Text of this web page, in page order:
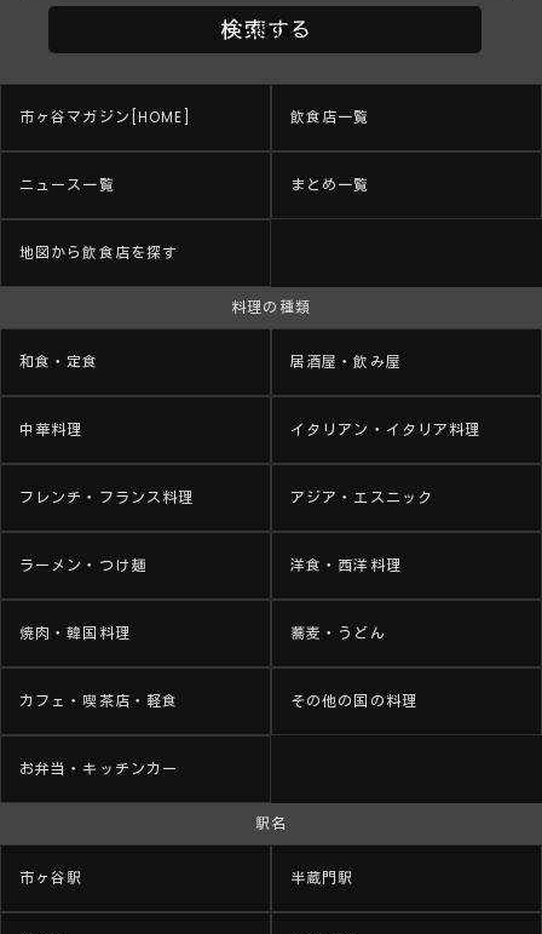
市ヶ谷マガジン[HOME] 飲食店一覧
ニュース一覧 まとめ一覧
地図から飲食店を探す
料理の種類
和食・定食 居酒屋・飲み屋
中華料理 イタリアン・イタリア料理
フレンチ・フランス料理 アジア・エスニック
ラーメン・つけ麺 洋食・西洋料理
焼肉・韓国料理 蕎麦・うどん
カフェ・喫茶店・軽食 その他の国の料理
お弁当・キッチンカー
駅名
市ヶ谷駅 半蔵門駅